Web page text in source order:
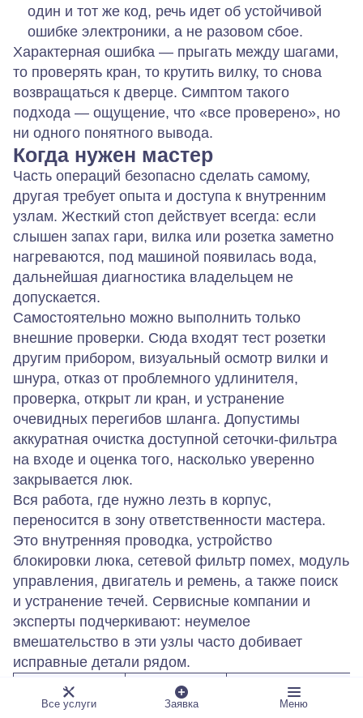
один и тот же код, речь идет об устойчивой
ошибке электроники, а не разовом сбое.
Характерная ошибка — прыгать между шагами,
то проверять кран, то крутить вилку, то снова
возвращаться к дверце. Симптом такого
подхода — ощущение, что «все проверено», но
ни одного понятного вывода.
Когда нужен мастер
Часть операций безопасно сделать самому,
другая требует опыта и доступа к внутренним
узлам. Жесткий стоп действует всегда: если
слышен запах гари, вилка или розетка заметно
нагреваются, под машиной появилась вода,
дальнейшая диагностика владельцем не
допускается.
Самостоятельно можно выполнить только
внешние проверки. Сюда входят тест розетки
другим прибором, визуальный осмотр вилки и
шнура, отказ от проблемного удлинителя,
проверка, открыт ли кран, и устранение
очевидных перегибов шланга. Допустимы
аккуратная очистка доступной сеточки‑фильтра
на входе и оценка того, насколько уверенно
закрывается люк.
Вся работа, где нужно лезть в корпус,
переносится в зону ответственности мастера.
Это внутренняя проводка, устройство
блокировки люка, сетевой фильтр помех, модуль
управления, двигатель и ремень, а также поиск
и устранение течей. Сервисные компании и
эксперты подчеркивают: неумелое
вмешательство в эти узлы часто добивает
исправные детали рядом.
Критерий
Как
проверить
Кому важно
Все услуги Заявка Меню